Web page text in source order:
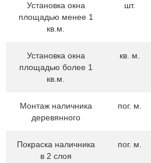
Установка окна
площадью менее 1
кв.м.
шт.
Установка окна
площадью более 1
кв.м.
кв. м.
Монтаж наличника
деревянного
пог. м.
Покраска наличника
в 2 слоя
пог. м.